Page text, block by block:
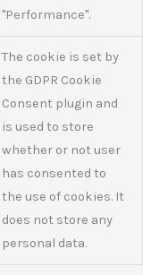
"Performance".
The cookie is set by
the GDPR Cookie
Consent plugin and
is used to store
whether or not user
has consented to
the use of cookies. It
does not store any
personal data.